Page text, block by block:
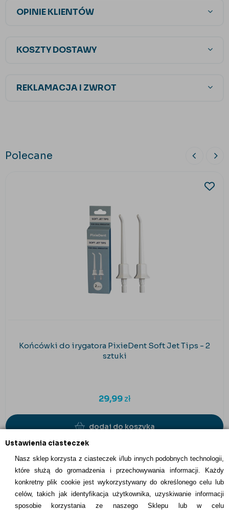
Ustawienia ciasteczek
Nasz sklep korzysta z ciasteczek i/lub innych podobnych technologii,
które służą do gromadzenia i przechowywania informacji. Każdy
konkretny plik cookie jest wykorzystywany do określonego celu lub
celów, takich jak identyfikacja użytkownika, uzyskiwanie informacji
sposobie korzystania ze naszego Sklepu lub w celu
OPINIE KLIENTÓW
KOSZTY DOSTAWY
REKLAMACJA I ZWROT
Polecane
Końcówki do irygatora PixieDent Soft Jet Tips - 2
sztuki
29,99zł
dodaj do koszyka
INFORMACJE KONTAKTOWE